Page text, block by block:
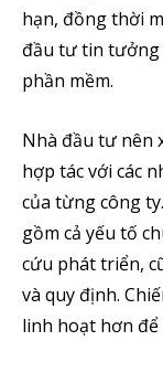
nhìn thị trường trực
thị trường tài chính.
Tôi đã đọc và
Theo Dõi Chúng
hạn, đồng thời
đầu tư tin tưởng
phần mềm.
Nhà đầu tư nên
hợp tác với các
của từng công
gồm cả yếu tố
cứu phát triển,
và quy định.
linh hoạt hơn